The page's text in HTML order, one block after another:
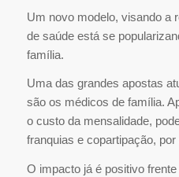
Um novo modelo, visando a
de saúde está se
família.
Uma das grandes apostas
são os médicos de família.
o custo da mensalidade,
franquias e copartipação,
O impacto já é positivo